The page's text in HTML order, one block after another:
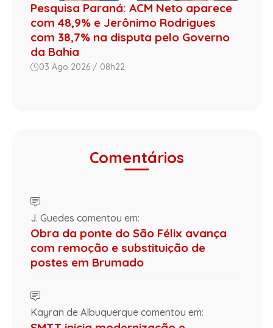
Pesquisa Paraná: ACM Neto aparece
com 48,9% e Jerônimo Rodrigues
com 38,7% na disputa pelo Governo
da Bahia
03 Ago 2026 / 08h22
Comentários
J. Guedes comentou em:
Obra da ponte do São Félix avança
com remoção e substituição de
postes em Brumado
Kayran de Albuquerque comentou em: